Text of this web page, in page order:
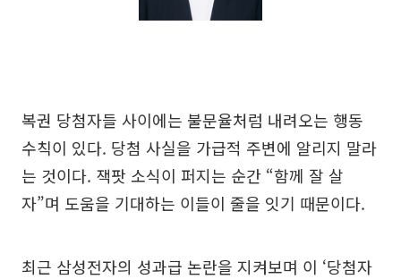
복권 당첨자들 사이에는 불문율처럼 내려오는 행동
수칙이 있다. 당첨 사실을 가급적 주변에 알리지 말라
는 것이다. 잭팟 소식이 퍼지는 순간 “함께 잘 살
자”며 도움을 기대하는 이들이 줄을 잇기 때문이다.
최근 삼성전자의 성과급 논란을 지켜보며 이 ‘당첨자